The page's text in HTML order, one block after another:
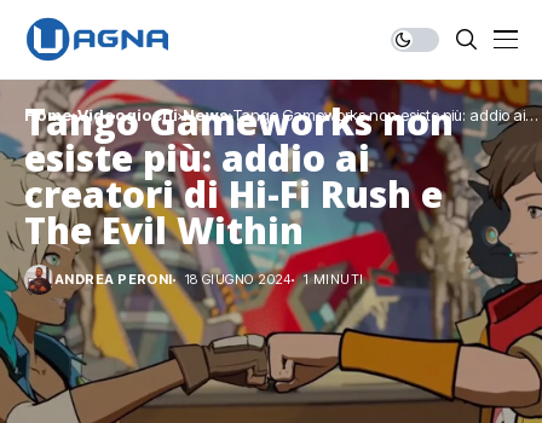
Home Videogiochi News Tango Gameworks non esiste più: addio ai
creatori di Hi-Fi Rush e The Evil Within
Tango Gameworks non
esiste più: addio ai
creatori di Hi-Fi Rush e
The Evil Within
ANDREA PERONI 18 GIUGNO 2024 1 MINUTI